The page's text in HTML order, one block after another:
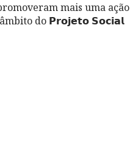
mais uma ação
do 𝗣𝗿𝗼𝗷𝗲𝘁𝗼 𝗦𝗼𝗰𝗶𝗮𝗹